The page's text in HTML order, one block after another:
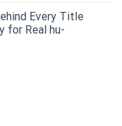
Every Title
for Real hu-